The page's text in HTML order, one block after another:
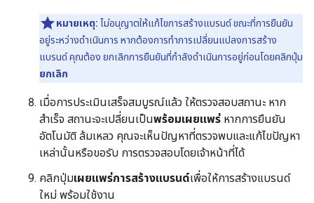
หมายเหตุ: ไม่อนุญาตให้แก้ไขการสร้างแบรนด์ ขณะที่การยืนยัน
อยู่ระหว่างดำเนินการ หากต้องการทำการเปลี่ยนแปลงการสร้าง
แบรนด์ คุณต้อง ยกเลิกการยืนยันที่กำลังดำเนินการอยู่ก่อนโดยคลิกปุ่ม
ยกเลิก
เมื่อการประเมินเสร็จสมบูรณ์แล้ว ให้ตรวจสอบสถานะ หาก
สำเร็จ สถานะจะเปลี่ยนเป็นพร้อมเผยแพร่ หากการยืนยัน
อัตโนมัติ ล้มเหลว คุณจะเห็นปัญหาที่ตรวจพบและแก้ไขปัญหา
เหล่านั้นหรือขอรับ การตรวจสอบโดยเจ้าหน้าที่ได้
คลิกปุ่มเผยแพร่การสร้างแบรนด์เพื่อให้การสร้างแบรนด์
ใหม่ พร้อมใช้งาน